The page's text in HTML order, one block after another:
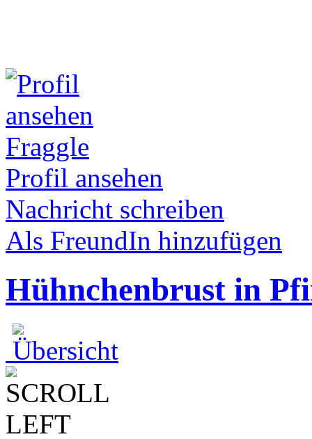
Fraggle
Profil ansehen
Nachricht schreiben
Als FreundIn hinzufügen
Hühnchenbrust in